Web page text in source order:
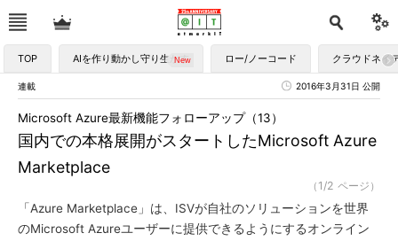
TOP AIを作り動かし守り生かす ロー/ノーコード クラウドネイ
連載 2016年3月31日 公開
国内での本格展開がスタートしたMicrosoft Azure
Marketplace
Microsoft Azure最新機能フォローアップ（13）
（1/2 ページ）
「Azure Marketplace」は、ISVが自社のソリューションを世界
のMicrosoft Azureユーザーに提供できるようにするオンライン